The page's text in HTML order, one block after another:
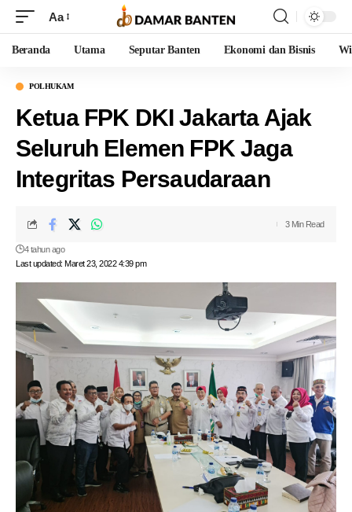
Aa
Beranda Utama Seputar Banten Ekonomi dan Bisnis
POLHUKAM
Ketua FPK DKI Jakarta Ajak
Seluruh Elemen FPK Jaga
Integritas Persaudaraan
Last updated: Maret 23, 2022 4:39 pm
4 tahun ago
3 Min Read